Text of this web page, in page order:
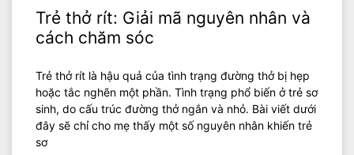
Trẻ thở rít: Giải mã nguyên nhân và
cách chăm sóc
Trẻ thở rít là hậu quả của tình trạng đường thở bị hẹp
hoặc tắc nghẽn một phần. Tình trạng phổ biến ở trẻ sơ
sinh, do cấu trúc đường thở ngắn và nhỏ. Bài viết dưới
đây sẽ chỉ cho mẹ thấy một số nguyên nhân khiến trẻ
sơ